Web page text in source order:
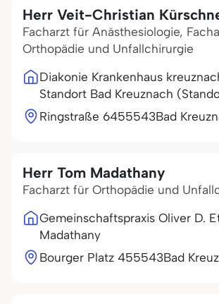
Herr Veit-Christian
Facharzt für Anästhesiologie,
Orthopädie und Unfallchirurgie
Diakonie Krankenhaus
Standort Bad Kreuznach
Ringstraße 6455543Bad
Herr Tom Madathany
Facharzt für Orthopädie und
Gemeinschaftspraxis Oliver D.
Madathany
Bourger Platz 455543Bad